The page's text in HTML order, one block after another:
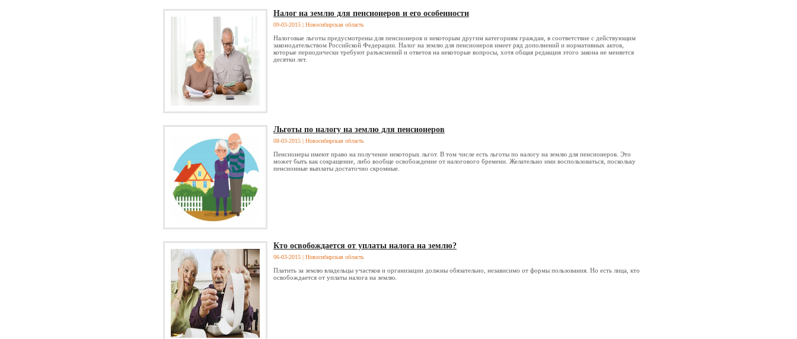
Налог на землю для пенсионеров и его особенности
09-03-2015 | Новосибирская область
Налоговые льготы предусмотрены для пенсионеров и некоторым другим категориям граждан, в соответствие с действующим
законодательством Российской Федерации. Налог на землю для пенсионеров имеет ряд дополнений и нормативных актов,
которые периодически требуют разъяснений и ответов на некоторые вопросы, хотя общая редакция этого закона не меняется
десятки лет.
Льготы по налогу на землю для пенсионеров
08-03-2015 | Новосибирская область
Пенсионеры имеют право на получение некоторых льгот. В том числе есть льготы по налогу на землю для пенсионеров. Это
может быть как сокращение, либо вообще освобождение от налогового бремени. Желательно ими воспользоваться, поскольку
пенсионные выплаты достаточно скромные.
Кто освобождается от уплаты налога на землю?
06-03-2015 | Новосибирская область
Платить за землю владельцы участков и организации должны обязательно, независимо от формы пользования. Но есть лица, кто
освобождается от уплаты налога на землю.